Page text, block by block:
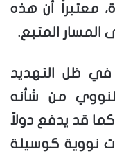
معتبراً أن هذه
المسار المتبع.
في ظل التهديد
من شأنه
قد يدفع دولاً
نووية كوسيلة